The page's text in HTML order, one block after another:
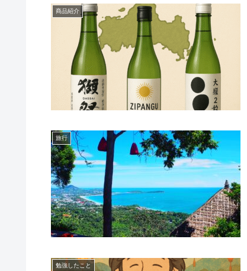
商品紹介
旅行
勉強したこと